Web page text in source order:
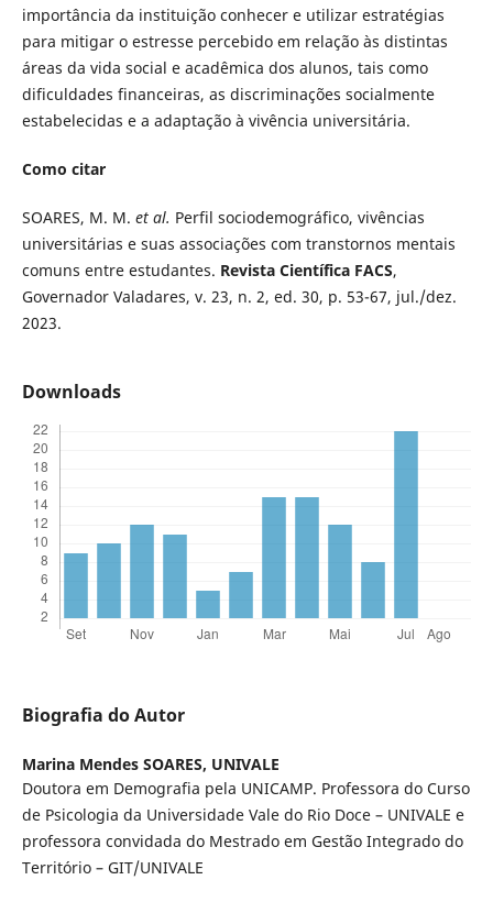
importância da instituição conhecer e utilizar estratégias
para mitigar o estresse percebido em relação às distintas
áreas da vida social e acadêmica dos alunos, tais como
dificuldades financeiras, as discriminações socialmente
estabelecidas e a adaptação à vivência universitária.
Como citar
SOARES, M. M. et al. Perfil sociodemográfico, vivências
universitárias e suas associações com transtornos mentais
comuns entre estudantes. Revista Científica FACS,
Governador Valadares, v. 23, n. 2, ed. 30, p. 53-67, jul./dez.
2023.
Downloads
Biografia do Autor
Marina Mendes SOARES, UNIVALE
Doutora em Demografia pela UNICAMP. Professora do Curso
de Psicologia da Universidade Vale do Rio Doce – UNIVALE e
professora convidada do Mestrado em Gestão Integrado do
Território – GIT/UNIVALE